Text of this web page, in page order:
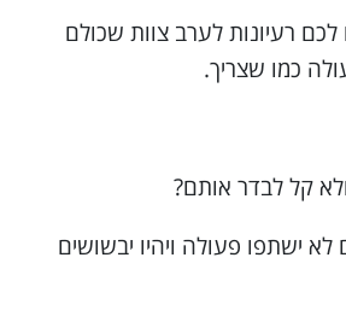
רעיונות לערב צוות שכולם
כמו שצריך.
קל לבדר אותם?
ישתפו פעולה ויהיו יבשושים